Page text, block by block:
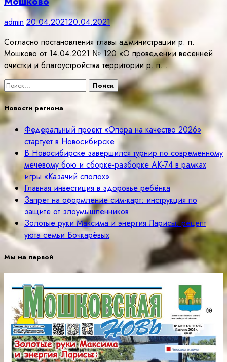
admin 20.04.202120.04.2021
Согласно постановления главы администрации р. п.
Мошково от 14.04.2021 № 120 «О проведении весенней
очистки и благоустройства территории р. п.…
Найти:
Новости региона
Федеральный проект «Опора на качество 2026»
стартует в Новосибирске
В Новосибирске завершился турнир по современному
мечевому бою и сборке-разборке АК-74 в рамках
игры «Казачий сполох»
Главная инвестиция в здоровье ребёнка
Запрет на оформление сим-карт: инструкция по
защите от злоумышленников
Золотые руки Максима и энергия Ларисы: рецепт
уюта семьи Бочкарёвых
Мы на первой